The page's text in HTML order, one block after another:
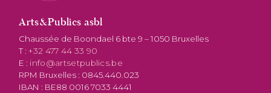
Arts&Publics asbl
Chaussée de Boondael 6 bte 9 – 1050 Bruxelles
T :+32 477 44 33 90
E : info@artsetpublics.be
RPM Bruxelles : 0845.440.023
IBAN : BE88 0016 7033 4441